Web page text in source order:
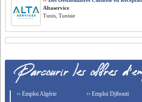
Altaservice
Tunis, Tunisie
›› Emploi Algérie
›› Emploi Djibouti